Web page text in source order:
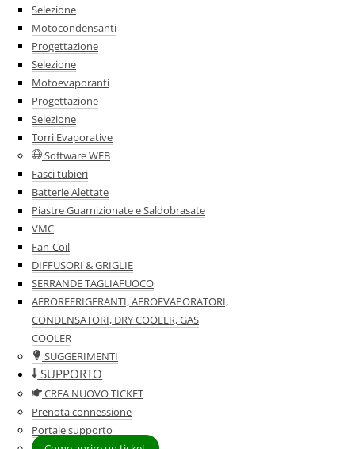
Selezione
Motocondensanti
Progettazione
Selezione
Motoevaporanti
Progettazione
Selezione
Torri Evaporative
Software WEB
Fasci tubieri
Batterie Alettate
Piastre Guarnizionate e Saldobrasate
VMC
Fan-Coil
DIFFUSORI & GRIGLIE
SERRANDE TAGLIAFUOCO
AEROREFRIGERANTI, AEROEVAPORATORI,
CONDENSATORI, DRY COOLER, GAS
COOLER
SUGGERIMENTI
SUPPORTO
CREA NUOVO TICKET
Prenota connessione
Portale supporto